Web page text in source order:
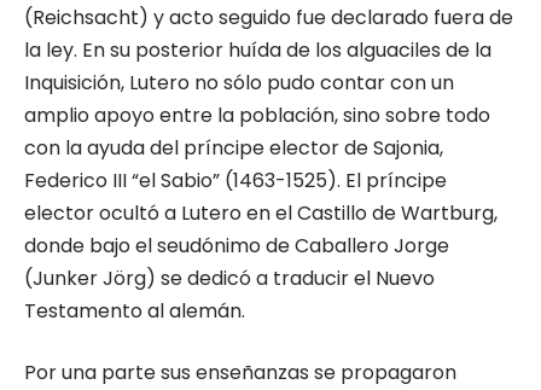
(Reichsacht) y acto seguido fue declarado fuera de
la ley. En su posterior huída de los alguaciles de la
Inquisición, Lutero no sólo pudo contar con un
amplio apoyo entre la población, sino sobre todo
con la ayuda del príncipe elector de Sajonia,
Federico III “el Sabio” (1463-1525). El príncipe
elector ocultó a Lutero en el Castillo de Wartburg,
donde bajo el seudónimo de Caballero Jorge
(Junker Jörg) se dedicó a traducir el Nuevo
Testamento al alemán.
Por una parte sus enseñanzas se propagaron